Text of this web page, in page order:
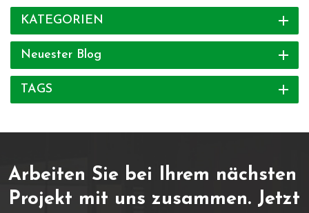
KATEGORIEN
Neuester Blog
TAGS
Arbeiten Sie bei Ihrem nächsten
Projekt mit uns zusammen. Jetzt